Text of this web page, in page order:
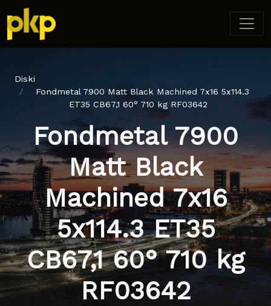
Diski
Fondmetal 7900 Matt Black Machined 7x16 5x114.3
ET35 CB67,1 60° 710 kg RF03642
Fondmetal 7900
Matt Black
Machined 7x16
5x114.3 ET35
CB67,1 60° 710 kg
RF03642